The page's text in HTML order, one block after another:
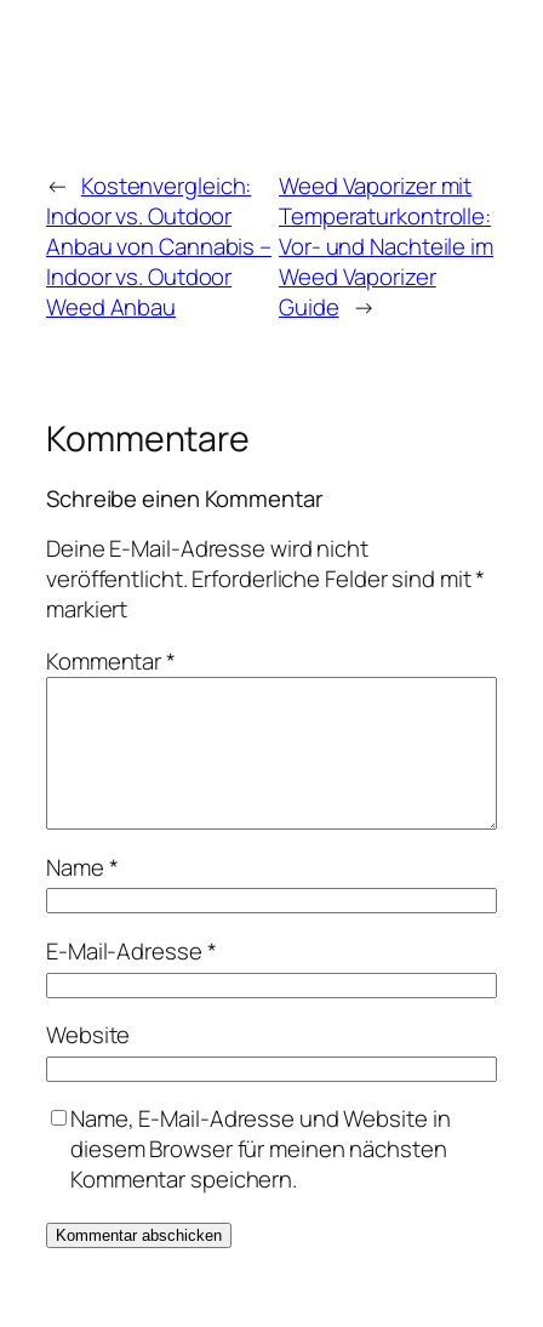
← Kostenvergleich:
Indoor vs. Outdoor
Anbau von Cannabis –
Indoor vs. Outdoor
Weed Anbau
Weed Vaporizer mit
Temperaturkontrolle:
Vor- und Nachteile im
Weed Vaporizer
Guide →
Kommentare
Schreibe einen Kommentar
Deine E-Mail-Adresse wird nicht
veröffentlicht.Erforderliche Felder sind mit*
markiert
Kommentar*
Name*
E-Mail-Adresse*
Website
Name, E-Mail-Adresse und Website in
diesem Browser für meinen nächsten
Kommentar speichern.